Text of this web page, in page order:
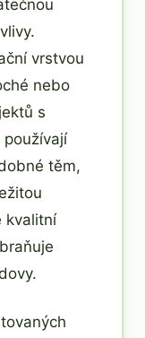
vrstvou
nebo
s
těm,
kvalitní